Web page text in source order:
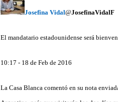
Josefina Vidal@JosefinaVidalF
El mandatario estadounidense será
10:17 - 18 de Feb de 2016
La Casa Blanca comentó en su nota